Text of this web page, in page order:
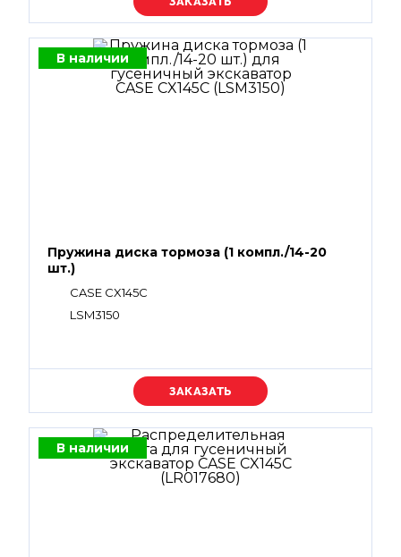
В наличии
Пружина диска тормоза (1 компл./14-20
шт.)
CASE CX145C
LSM3150
Уточняйте цену
В наличии